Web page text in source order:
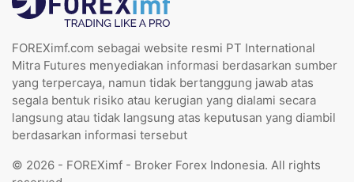
FOREXimf.com sebagai website resmi PT International
Mitra Futures menyediakan informasi berdasarkan sumber
yang terpercaya, namun tidak bertanggung jawab atas
segala bentuk risiko atau kerugian yang dialami secara
langsung atau tidak langsung atas keputusan yang diambil
berdasarkan informasi tersebut
© 2026 - FOREXimf - Broker Forex Indonesia. All rights